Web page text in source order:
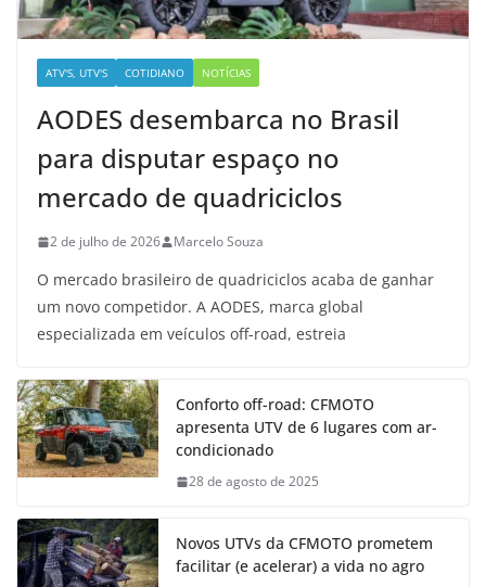
ATV'S, UTV'S COTIDIANO NOTÍCIAS
AODES desembarca no Brasil
para disputar espaço no
mercado de quadriciclos
2 de julho de 2026 Marcelo Souza
O mercado brasileiro de quadriciclos acaba de ganhar
um novo competidor. A AODES, marca global
especializada em veículos off-road, estreia
Conforto off-road: CFMOTO
apresenta UTV de 6 lugares com ar-
condicionado
28 de agosto de 2025
Novos UTVs da CFMOTO prometem
facilitar (e acelerar) a vida no agro